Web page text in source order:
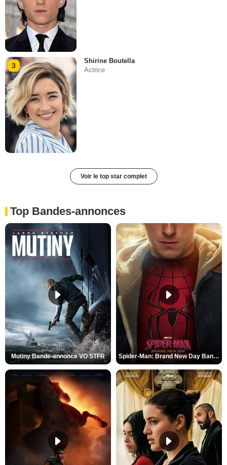
3
Shirine Boutella
Actrice
Voir le top star complet
Top Bandes-annonces
Mutiny Bande-annonce VO STFR Spider-Man: Brand New Day Bande-annonce VO STFR